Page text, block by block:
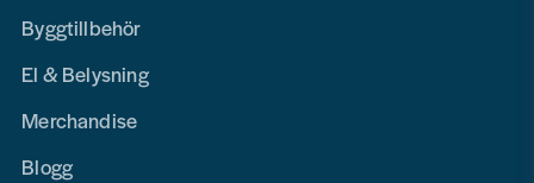
Byggtillbehör
El & Belysning
Merchandise
Blogg